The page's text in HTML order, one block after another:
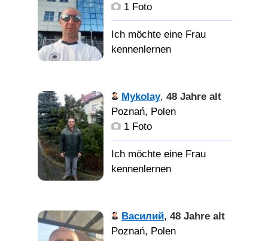
1 Foto
Mykolay, 48 Jahre alt
Poznań, Polen
1 Foto
Василий, 48 Jahre alt
Poznań, Polen